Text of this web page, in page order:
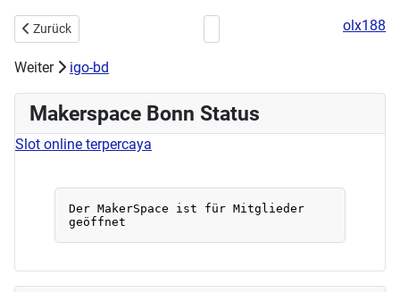
Vorheriger Beitrag: Aktuelle Workshops am 01.05.2024
Zurück Nächster Beitrag: olx188
Weiter igo-bd
Makerspace Bonn Status
Slot online terpercaya